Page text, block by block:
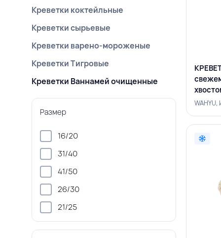
Креветки коктейльные
Креветки сырьевые
Креветки варено-мороженые
Креветки Тигровые
Креветки Ваннамей очищенные
Размер
16/20
31/40
41/50
26/30
21/25